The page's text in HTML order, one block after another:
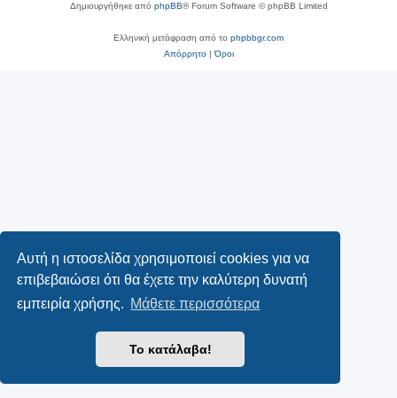
Αυτή η ιστοσελίδα χρησιμοποιεί cookies για να
επιβεβαιώσει ότι θα έχετε την καλύτερη δυνατή
εμπειρία χρήσης. Μάθετε περισσότερα
Το κατάλαβα!
Δημιουργήθηκε από phpBB® Forum Software © phpBB Limited
Ελληνική μετάφραση από το phpbbgr.com
Απόρρητο|Όροι